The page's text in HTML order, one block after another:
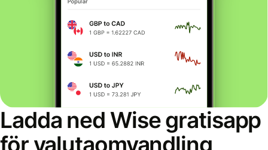
Ladda ned Wise gratisapp
för valutaomvandling